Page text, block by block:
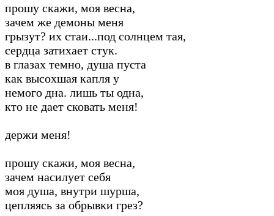
прошу скажи, моя весна,
зачем же демоны меня
грызут? их стаи...под солнцем тая,
сердца затихает стук.
в глазах темно, душа пуста
как высохшая капля у
немого дна. лишь ты одна,
кто не дает сковать меня!
держи меня!
прошу скажи, моя весна,
зачем насилует себя
моя душа, внутри шурша,
цепляясь за обрывки грез?